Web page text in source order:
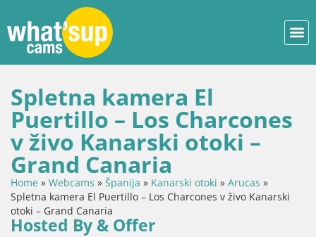
Spletna kamera El
Puertillo – Los Charcones
v živo Kanarski otoki –
Grand Canaria
Home » Webcams » Španija » Kanarski otoki » Arucas »
Spletna kamera El Puertillo – Los Charcones v živo Kanarski
otoki – Grand Canaria
Hosted By & Offer